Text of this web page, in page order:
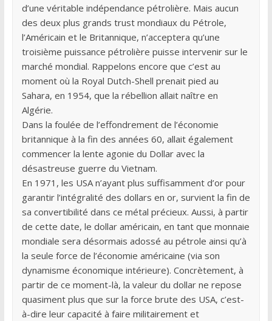
d’une véritable indépendance pétrolière. Mais aucun
des deux plus grands trust mondiaux du Pétrole,
l’Américain et le Britannique, n’acceptera qu’une
troisième puissance pétrolière puisse intervenir sur le
marché mondial. Rappelons encore que c’est au
moment où la Royal Dutch-Shell prenait pied au
Sahara, en 1954, que la rébellion allait naître en
Algérie.
Dans la foulée de l’effondrement de l’économie
britannique à la fin des années 60, allait également
commencer la lente agonie du Dollar avec la
désastreuse guerre du Vietnam.
En 1971, les USA n’ayant plus suffisamment d’or pour
garantir l’intégralité des dollars en or, survient la fin de
sa convertibilité dans ce métal précieux. Aussi, à partir
de cette date, le dollar américain, en tant que monnaie
mondiale sera désormais adossé au pétrole ainsi qu’à
la seule force de l’économie américaine (via son
dynamisme économique intérieure). Concrètement, à
partir de ce moment-là, la valeur du dollar ne repose
quasiment plus que sur la force brute des USA, c’est-
à-dire leur capacité à faire militairement et